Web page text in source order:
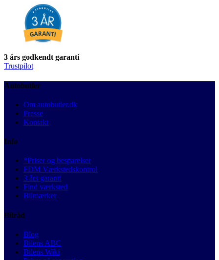
3 års godkendt garanti
Trustpilot
Autobutler
Om autobutler.dk
Presse
Kontakt
Info
*Priser og besparelser
FDM Værkstedskontrol
3 års garanti
Find værksted
Bilmærker
Bilråd
Blog
Bilens ABC
Bilens Wiki